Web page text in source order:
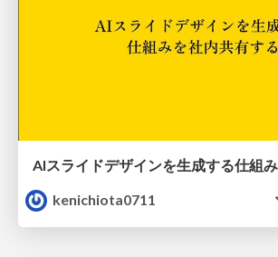
kenichiota0711